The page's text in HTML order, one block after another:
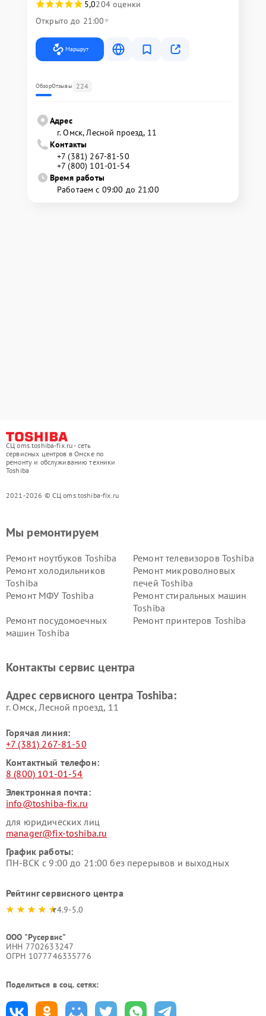
5,0204 оценки
Открыто до 21:00
Маршрут
ОбзорОтзывы 224
Адрес
г. Омск, ​Лесной проезд, 11
Контакты
+7 (381) 267-81-50
+7 (800) 101-01-54
Время работы
Работаем с 09:00 до 21:00
СЦ oms.toshiba-fix.ru - сеть
сервисных центров в Омске по
ремонту и обслуживанию техники
Toshiba
2021-2026 © СЦ oms.toshiba-fix.ru
Мы ремонтируем
Ремонт ноутбуков Toshiba
Ремонт телевизоров Toshiba
Ремонт холодильников
Toshiba
Ремонт микроволновых
печей Toshiba
Ремонт МФУ Toshiba
Ремонт стиральных машин
Toshiba
Ремонт посудомоечных
машин Toshiba
Ремонт принтеров Toshiba
Контакты сервис центра
Адрес сервисного центра Toshiba:
г. Омск, ​Лесной проезд, 11
Горячая линия:
+7 (381) 267-81-50
Контактный телефон:
8 (800) 101-01-54
Электронная почта:
info@toshiba-fix.ru
для юридических лиц
manager@fix-toshiba.ru
График работы:
ПН-ВСК с 9:00 до 21:00 без перерывов и выходных
Рейтинг сервисного центра
4.9-5.0
ООО "Русервис"
ИНН 7702633247
ОГРН 1077746335776
Поделиться в соц. сетях: